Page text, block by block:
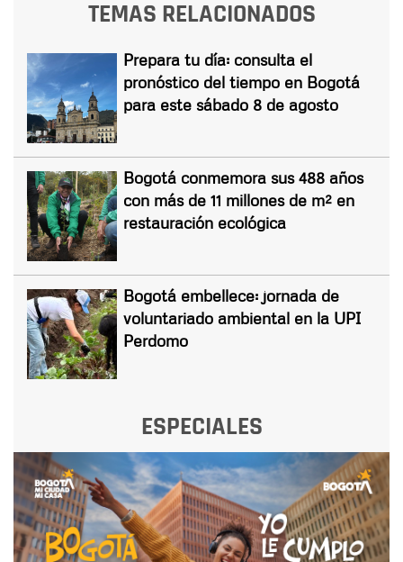
TEMAS RELACIONADOS
Prepara tu día: consulta el
pronóstico del tiempo en Bogotá
para este sábado 8 de agosto
Bogotá conmemora sus 488 años
con más de 11 millones de m² en
restauración ecológica
Bogotá embellece: jornada de
voluntariado ambiental en la UPI
Perdomo
ESPECIALES